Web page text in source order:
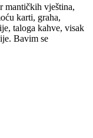
mantičkih vještina,
karti, graha,
taloga kahve, visak
Bavim se